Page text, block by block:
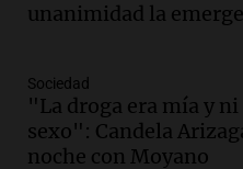
Episodios
edificios icónicos
Panorama Federal
Episodios
unanimidad la
Sociedad
"La droga era mía y
sexo": Candela
noche con Moyano